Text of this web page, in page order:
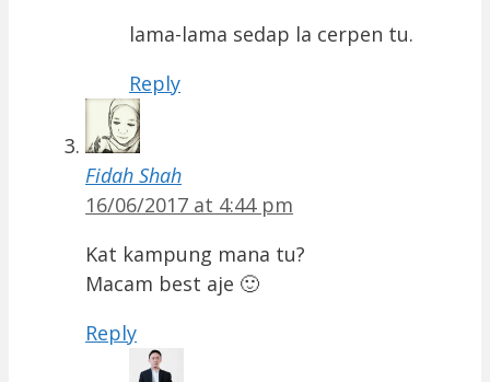
lama-lama sedap la cerpen tu.
Reply
Fidah Shah
16/06/2017 at 4:44 pm
Kat kampung mana tu?
Macam best aje 🙂
Reply